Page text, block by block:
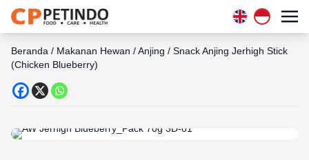
Beranda / Makanan Hewan /Anjing / Snack Anjing Jerhigh Stick
(Chicken Blueberry)